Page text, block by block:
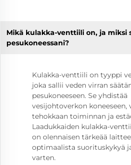
Mikä kulakka-venttiili on, ja miksi
pesukoneessani?
Kulakka-venttiili on tyyppi
joka sallii veden virran
pesukoneeseen. Se yhdistää
vesijohtoverkon koneeseen,
tehokkaan toiminnan ja
Laadukkaiden kulakka-
on olennaisen tärkeää
optimaalista suorituskykyä
varten.